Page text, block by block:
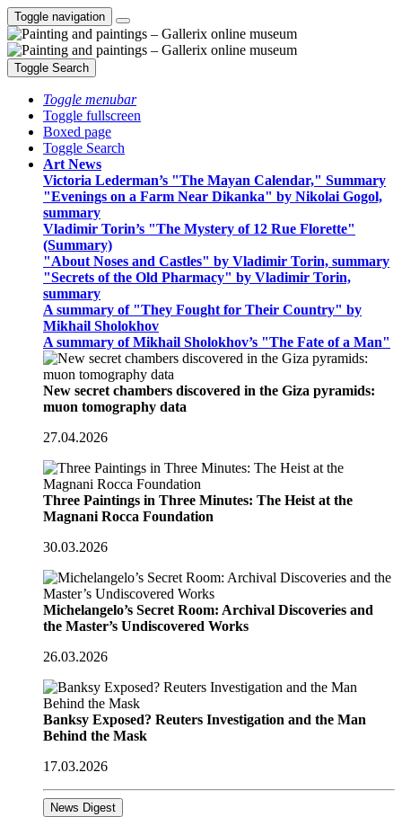
Toggle navigation
Toggle Search
Toggle menubar
Toggle fullscreen
Boxed page
Toggle Search
Art News
Victoria Lederman’s "The Mayan Calendar," Summary
"Evenings on a Farm Near Dikanka" by Nikolai Gogol,
summary
Vladimir Torin’s "The Mystery of 12 Rue Florette"
(Summary)
"About Noses and Castles" by Vladimir Torin, summary
"Secrets of the Old Pharmacy" by Vladimir Torin,
summary
A summary of "They Fought for Their Country" by
Mikhail Sholokhov
A summary of Mikhail Sholokhov’s "The Fate of a Man"
New secret chambers discovered in the Giza pyramids:
muon tomography data
27.04.2026
Three Paintings in Three Minutes: The Heist at the
Magnani Rocca Foundation
30.03.2026
Michelangelo’s Secret Room: Archival Discoveries and
the Master’s Undiscovered Works
26.03.2026
Banksy Exposed? Reuters Investigation and the Man
Behind the Mask
17.03.2026
News Digest